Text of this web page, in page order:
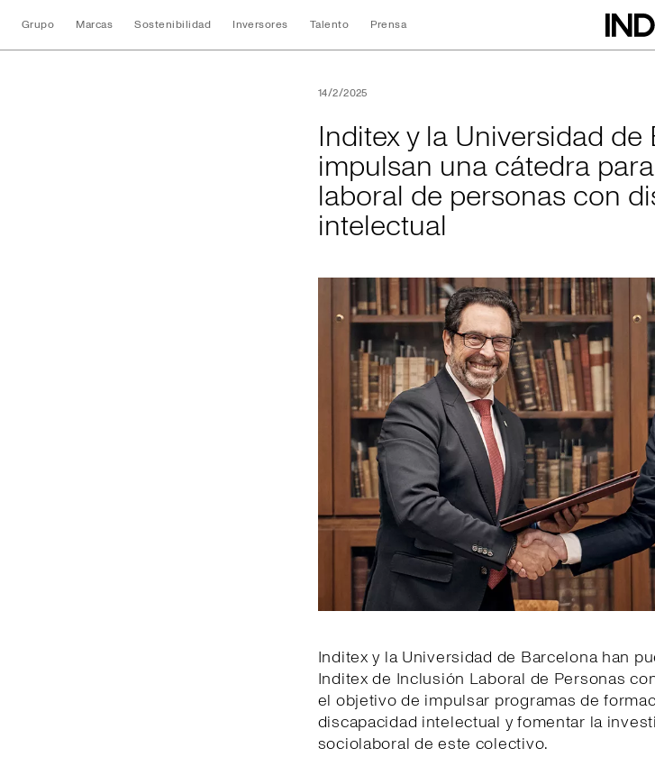
Grupo Marcas Sostenibilidad Inversores Talento Prensa
Inditex y la Universidad de
14/2/2025
Inditex y la Universidad
impulsan una cátedra
laboral de personas con
intelectual
Inditex y la Universidad de Barcelona han
Inditex de Inclusión Laboral de Personas
el objetivo de impulsar programas de
discapacidad intelectual y fomentar la
sociolaboral de este colectivo.